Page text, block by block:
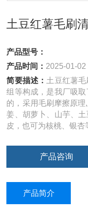
土豆红薯毛刷
产品型号：
产品时间： 2025-01-02
简要描述： 土豆红薯
组等构成，是我厂吸
的，采用毛刷摩擦原
姜、胡萝卜、山芋、
皮，也可为核桃、银杏
产品咨询
产品简介